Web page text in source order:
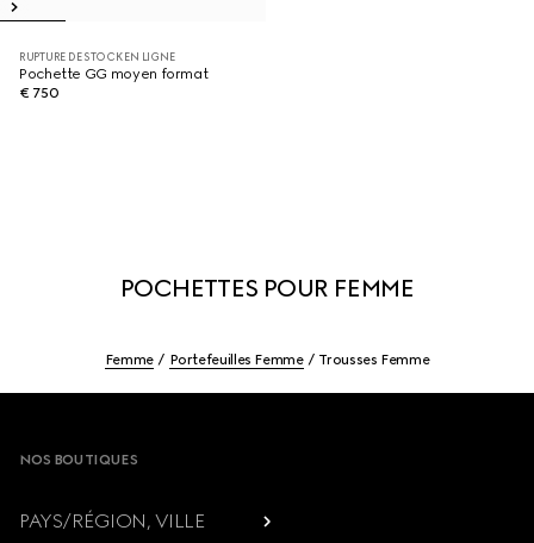
RUPTURE DE STOCK EN LIGNE
Pochette GG moyen format
€ 750
POCHETTES POUR FEMME
Femme Portefeuilles Femme Trousses Femme
NOS BOUTIQUES
PAYS/RÉGION, VILLE